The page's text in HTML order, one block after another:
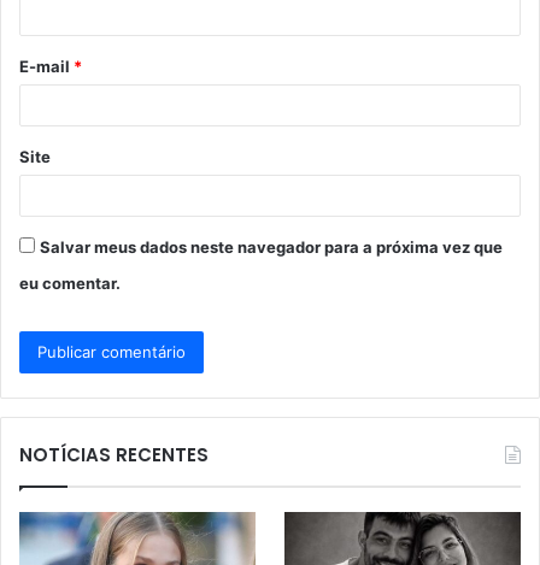
*
E-mail *
Site
Salvar meus dados neste navegador para a próxima vez que
eu comentar.
NOTÍCIAS RECENTES